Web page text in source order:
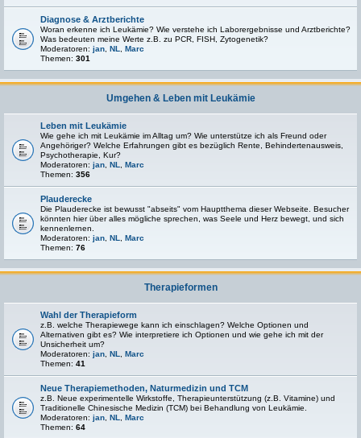
Diagnose & Arztberichte
Woran erkenne ich Leukämie? Wie verstehe ich Laborergebnisse und Arztberichte?
Was bedeuten meine Werte z.B. zu PCR, FISH, Zytogenetik?
Moderatoren: jan NL
Marc
Themen: 301
Umgehen & Leben mit Leukämie
Leben mit Leukämie
Wie gehe ich mit Leukämie im Alltag um? Wie unterstütze ich als Freund oder
Angehöriger? Welche Erfahrungen gibt es bezüglich Rente, Behindertenausweis,
Psychotherapie, Kur?
Moderatoren: jan NL
Marc
Themen: 356
Plauderecke
Die Plauderecke ist bewusst "abseits" vom Hauptthema dieser Webseite. Besucher
könnten hier über alles mögliche sprechen, was Seele und Herz bewegt, und sich
kennenlernen.
Moderatoren: jan NL
Marc
Themen: 76
Therapieformen
Wahl der Therapieform
z.B. welche Therapiewege kann ich einschlagen? Welche Optionen und
Alternativen gibt es? Wie interpretiere ich Optionen und wie gehe ich mit der
Unsicherheit um?
Moderatoren: jan NL
Marc
Themen: 41
Neue Therapiemethoden, Naturmedizin und TCM
z.B. Neue experimentelle Wirkstoffe, Therapieunterstützung (z.B. Vitamine) und
Traditionelle Chinesische Medizin (TCM) bei Behandlung von Leukämie.
Moderatoren: jan NL
Marc
Themen: 64